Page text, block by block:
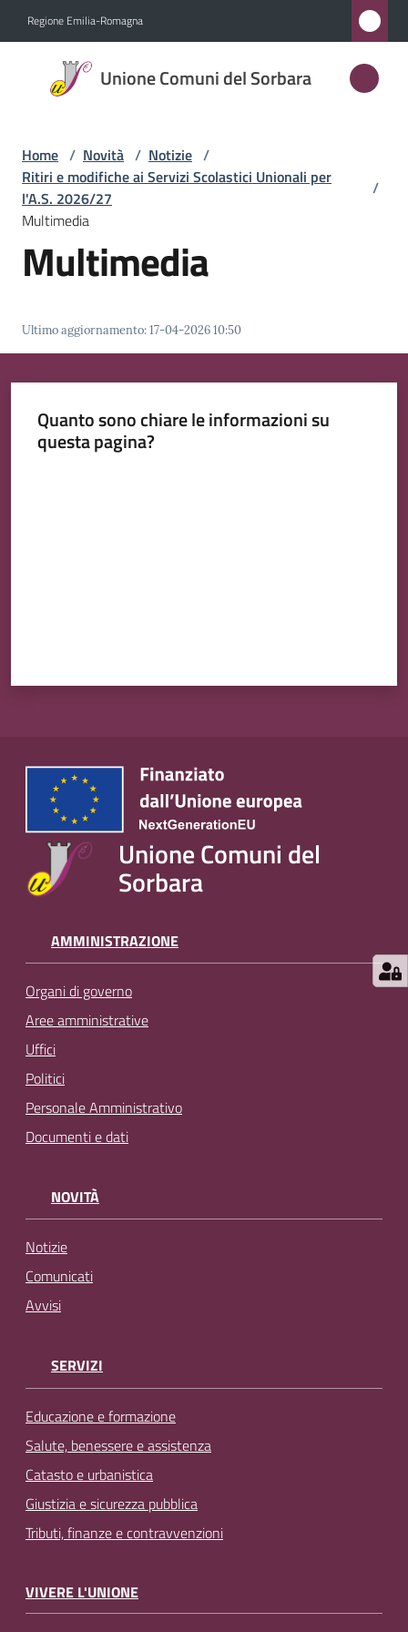
Regione Emilia-Romagna
Unione Comuni del Sorbara
Unione
Comuni
Sorbara
Amministrazione
Novità
Servizi
Home / Novità / Notizie /
Ritiri e modifiche ai Servizi Scolastici Unionali per
l'A.S. 2026/27
/
Multimedia
Multimedia
Ultimo aggiornamento:17-04-2026 10:50
Quanto sono chiare le informazioni su
questa pagina?
Unione Comuni del
Sorbara
AMMINISTRAZIONE
Organi di governo
Aree amministrative
Uffici
Politici
Personale Amministrativo
Documenti e dati
NOVITÀ
Notizie
Comunicati
Avvisi
SERVIZI
Educazione e formazione
Salute, benessere e assistenza
Catasto e urbanistica
Giustizia e sicurezza pubblica
Tributi, finanze e contravvenzioni
VIVERE L'UNIONE